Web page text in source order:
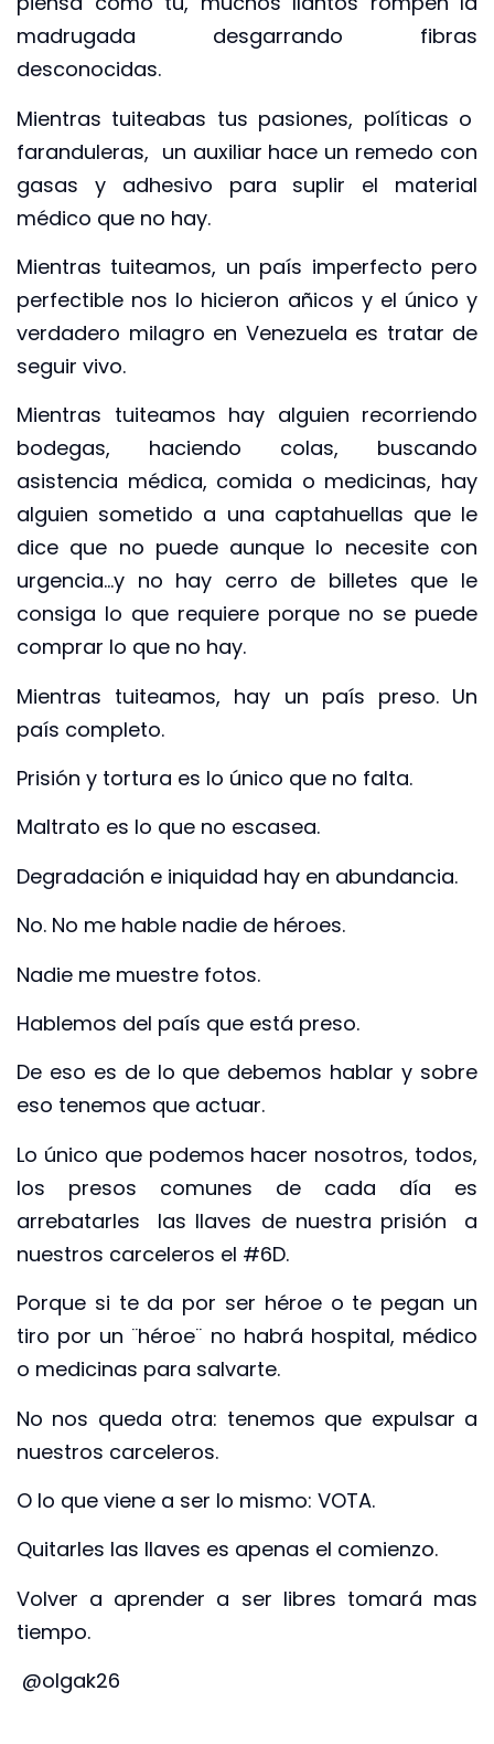
madrugada desgarrando fibras
desconocidas.
Mientras tuiteabas tus pasiones, políticas o
faranduleras, un auxiliar hace un remedo con
gasas y adhesivo para suplir el material
médico que no hay.
Mientras tuiteamos, un país imperfecto pero
perfectible nos lo hicieron añicos y el único y
verdadero milagro en Venezuela es tratar de
seguir vivo.
Mientras tuiteamos hay alguien recorriendo
bodegas, haciendo colas, buscando
asistencia médica, comida o medicinas, hay
alguien sometido a una captahuellas que le
dice que no puede aunque lo necesite con
urgencia…y no hay cerro de billetes que le
consiga lo que requiere porque no se puede
comprar lo que no hay.
Mientras tuiteamos, hay un país preso. Un
país completo.
Prisión y tortura es lo único que no falta.
Maltrato es lo que no escasea.
Degradación e iniquidad hay en abundancia.
No. No me hable nadie de héroes.
Nadie me muestre fotos.
Hablemos del país que está preso.
De eso es de lo que debemos hablar y sobre
eso tenemos que actuar.
Lo único que podemos hacer nosotros, todos,
los presos comunes de cada día es
arrebatarles las llaves de nuestra prisión a
nuestros carceleros el #6D.
Porque si te da por ser héroe o te pegan un
tiro por un ¨héroe¨ no habrá hospital, médico
o medicinas para salvarte.
No nos queda otra: tenemos que expulsar a
nuestros carceleros.
O lo que viene a ser lo mismo: VOTA.
Quitarles las llaves es apenas el comienzo.
Volver a aprender a ser libres tomará mas
tiempo.
@olgak26